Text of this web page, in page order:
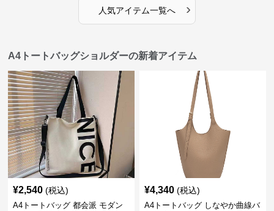
人気アイテム一覧へ ›
A4トートバッグショルダーの新着アイテム
¥2,540 (税込)
A4トートバッグ 都会派 モダン
¥4,340 (税込)
A4トートバッグ しなやか曲線バ